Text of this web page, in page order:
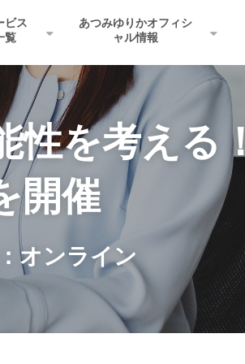
ビス
覧
あつみゆりかオフィシ
ャル情報
を考える！
開催
オンライン